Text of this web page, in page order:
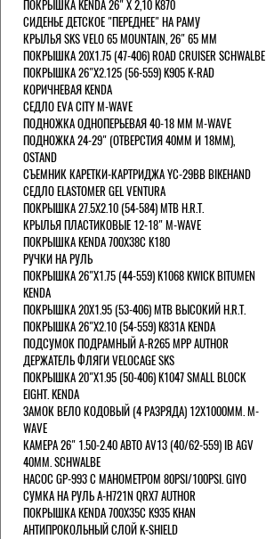
ПОКРЫШКА KENDA 26" Х 2,10 K870
СИДЕНЬЕ ДЕТСКОЕ "ПЕРЕДНЕЕ" НА РАМУ
КРЫЛЬЯ SKS VELO 65 MOUNTAIN, 26" 65 ММ
ПОКРЫШКА 20X1.75 (47-406) ROAD CRUISER SCHWALBE
ПОКРЫШКА 26"Х2.125 (56-559) K905 K-RAD
КОРИЧНЕВАЯ KENDA
СЕДЛО EVA CITY M-WAVE
ПОДНОЖКА ОДНОПЕРЬЕВАЯ 40-18 ММ M-WAVE
ПОДНОЖКА 24-29" (ОТВЕРСТИЯ 40ММ И 18ММ),
OSTAND
СЪЕМНИК КАРЕТКИ-КАРТРИДЖА YC-29BB BIKEHAND
СЕДЛО ELASTOMER GEL VENTURA
ПОКРЫШКА 27.5X2.10 (54-584) MTB H.R.T.
КРЫЛЬЯ ПЛАСТИКОВЫЕ 12-18" M-WAVE
ПОКРЫШКА KENDA 700Х38С K180
РУЧКИ НА РУЛЬ
ПОКРЫШКА 26"Х1.75 (44-559) K1068 KWICK BITUMEN
KENDA
ПОКРЫШКА 20X1.95 (53-406) MTB ВЫСОКИЙ H.R.T.
ПОКРЫШКА 26"Х2.10 (54-559) K831A KENDA
ПОДСУМОК ПОДРАМНЫЙ A-R265 MPP AUTHOR
ДЕРЖАТЕЛЬ ФЛЯГИ VELOCAGE SKS
ПОКРЫШКА 20"Х1.95 (50-406) K1047 SMALL BLOCK
EIGHT. KENDA
ЗАМОК ВЕЛО КОДОВЫЙ (4 РАЗРЯДА) 12Х1000ММ. M-
WAVE
КАМЕРА 26" 1.50-2.40 АВТО AV13 (40/62-559) IB AGV
40MM. SCHWALBE
НАСОС GP-993 С МАНОМЕТРОМ 80PSI/100PSI. GIYO
СУМКА НА РУЛЬ A-H721N QRX7 AUTHOR
ПОКРЫШКА KENDA 700Х35С K935 KHAN
АНТИПРОКОЛЬНЫЙ СЛОЙ K-SHIELD